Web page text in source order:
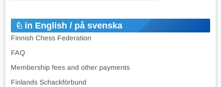
in English / på svenska
Finnish Chess Federation
FAQ
Membership fees and other payments
Finlands Schackförbund